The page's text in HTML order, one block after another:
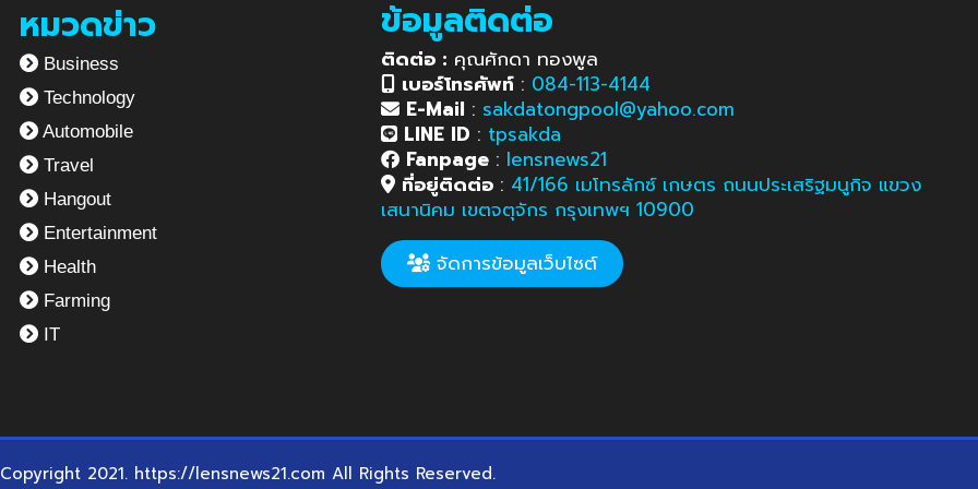
หมวดข่าว
Business
Technology
Automobile
Travel
Hangout
Entertainment
Health
Farming
IT
ข้อมูลติดต่อ
ติดต่อ : คุณศักดา ทองพูล
เบอร์โทรศัพท์ : 084-113-4144
E-Mail : sakdatongpool@yahoo.com
LINE ID : tpsakda
Fanpage : lensnews21
ที่อยู่ติดต่อ : 41/166 เมโทรลักซ์ เกษตร ถนนประเสริฐมนูกิจ แขวง
เสนานิคม เขตจตุจักร กรุงเทพฯ 10900
จัดการข้อมูลเว็บไซต์
2021. https://lensnews21.com All Rights Reserved.